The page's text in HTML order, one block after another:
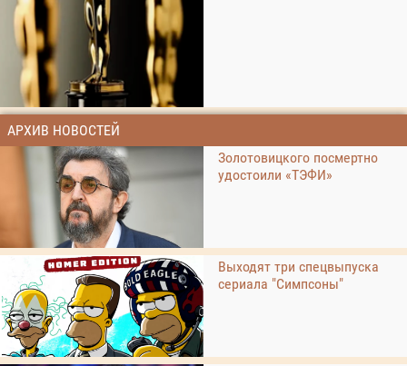
АРХИВ НОВОСТЕЙ
Золотовицкого посмертно
удостоили «ТЭФИ»
Выходят три спецвыпуска
сериала "Симпсоны"